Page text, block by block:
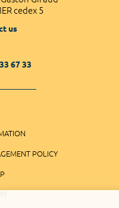
cedex 5
us
67 33
POLICY